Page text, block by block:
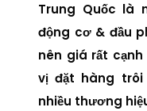
Trung Quốc là
động cơ & đầu
nên giá rất
vị đặt hàng trôi
nhiều thương